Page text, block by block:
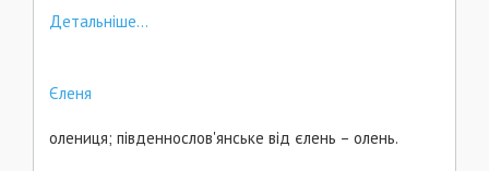
Детальніше...
Єленя
олениця; південнослов'янське від єлень – олень.